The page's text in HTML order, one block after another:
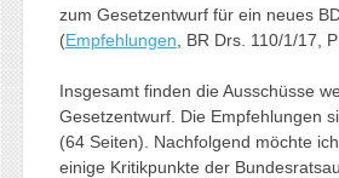
zum Gesetzentwurf für ein neues
(Empfehlungen , BR Drs. 110/1/17,
Insgesamt finden die Ausschüsse
Gesetzentwurf. Die Empfehlungen
(64 Seiten). Nachfolgend möchte
einige Kritikpunkte der